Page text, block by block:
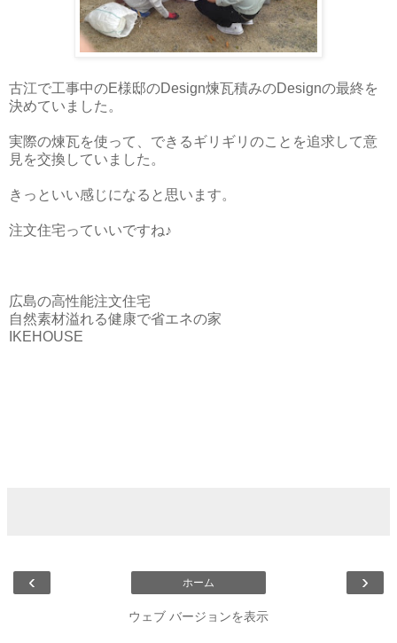
古江で工事中のE様邸のDesign煉瓦積みのDesignの最終を
決めていました。
実際の煉瓦を使って、できるギリギリのことを追求して意
見を交換していました。
きっといい感じになると思います。
注文住宅っていいですね♪
広島の高性能注文住宅
自然素材溢れる健康で省エネの家
IKEHOUSE
‹ ›
ホーム
ウェブ バージョンを表示